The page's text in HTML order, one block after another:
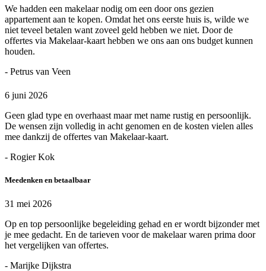
We hadden een makelaar nodig om een door ons gezien
appartement aan te kopen. Omdat het ons eerste huis is, wilde we
niet teveel betalen want zoveel geld hebben we niet. Door de
offertes via Makelaar-kaart hebben we ons aan ons budget kunnen
houden.
- Petrus van Veen
6 juni 2026
Geen glad type en overhaast maar met name rustig en persoonlijk.
De wensen zijn volledig in acht genomen en de kosten vielen alles
mee dankzij de offertes van Makelaar-kaart.
- Rogier Kok
Meedenken en betaalbaar
31 mei 2026
Op en top persoonlijke begeleiding gehad en er wordt bijzonder met
je mee gedacht. En de tarieven voor de makelaar waren prima door
het vergelijken van offertes.
- Marijke Dijkstra